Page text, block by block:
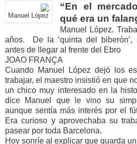
Manuel López
“En el
qué era un
Manuel López.
años. De la ‘quinta del biberón’,
antes de llegar al frente del Ebro
JOAO FRANÇA
Cuando Manuel López dejó los
trabajar, el maestro insistió en que
un chico muy interesado en la
dice Manuel que le vino su
aunque sentía más interés por el
Era curioso y aprovechaba su
pasear por toda Barcelona.
Hoy sonríe al explicar que guarda